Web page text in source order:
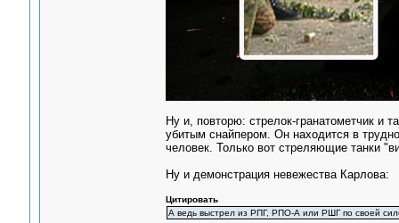
Ну и, повторю: стрелок-гранатометчик и
убитым снайпером. Он находится в
человек. Только вот стреляющие танки
Ну и демонстрация невежества Карлова:
Цитировать
А ведь выстрел из РПГ, РПО-А или РШГ по своей